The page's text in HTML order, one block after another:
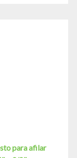
para afilar